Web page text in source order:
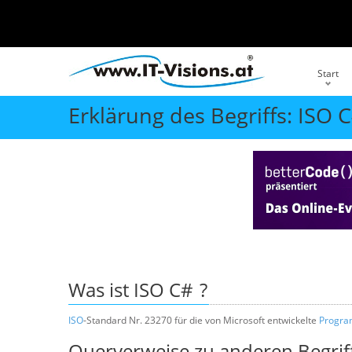
Start
Erklärung des Begriffs: ISO
Was ist ISO C# ?
ISO-Standard Nr. 23270 für die von Microsoft entwickelte